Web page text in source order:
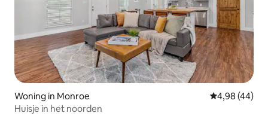
Woning in Monroe Gemiddelde
4,98 (44)
Huisje in het noorden